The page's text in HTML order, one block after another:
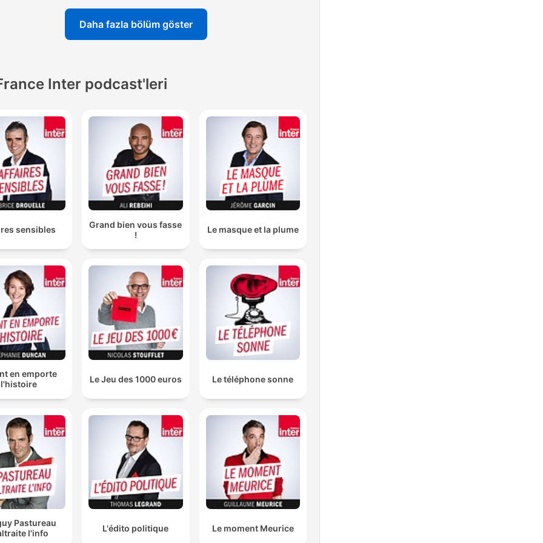
Daha fazla bölüm göster
Inter podcast'leri
sensibles
Grand bien vous fasse
!
Le masque et la plume
en emporte
l'histoire
Le Jeu des 1000 euros Le téléphone sonne
Pastureau
l'info
L'édito politique Le moment Meurice